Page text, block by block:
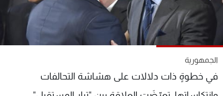
الجمهورية
في خطوةٍ ذات دلالات على هشاشة التحالفات
كأس العالم
جدول البرامج
شاهد البرامج
الترددات